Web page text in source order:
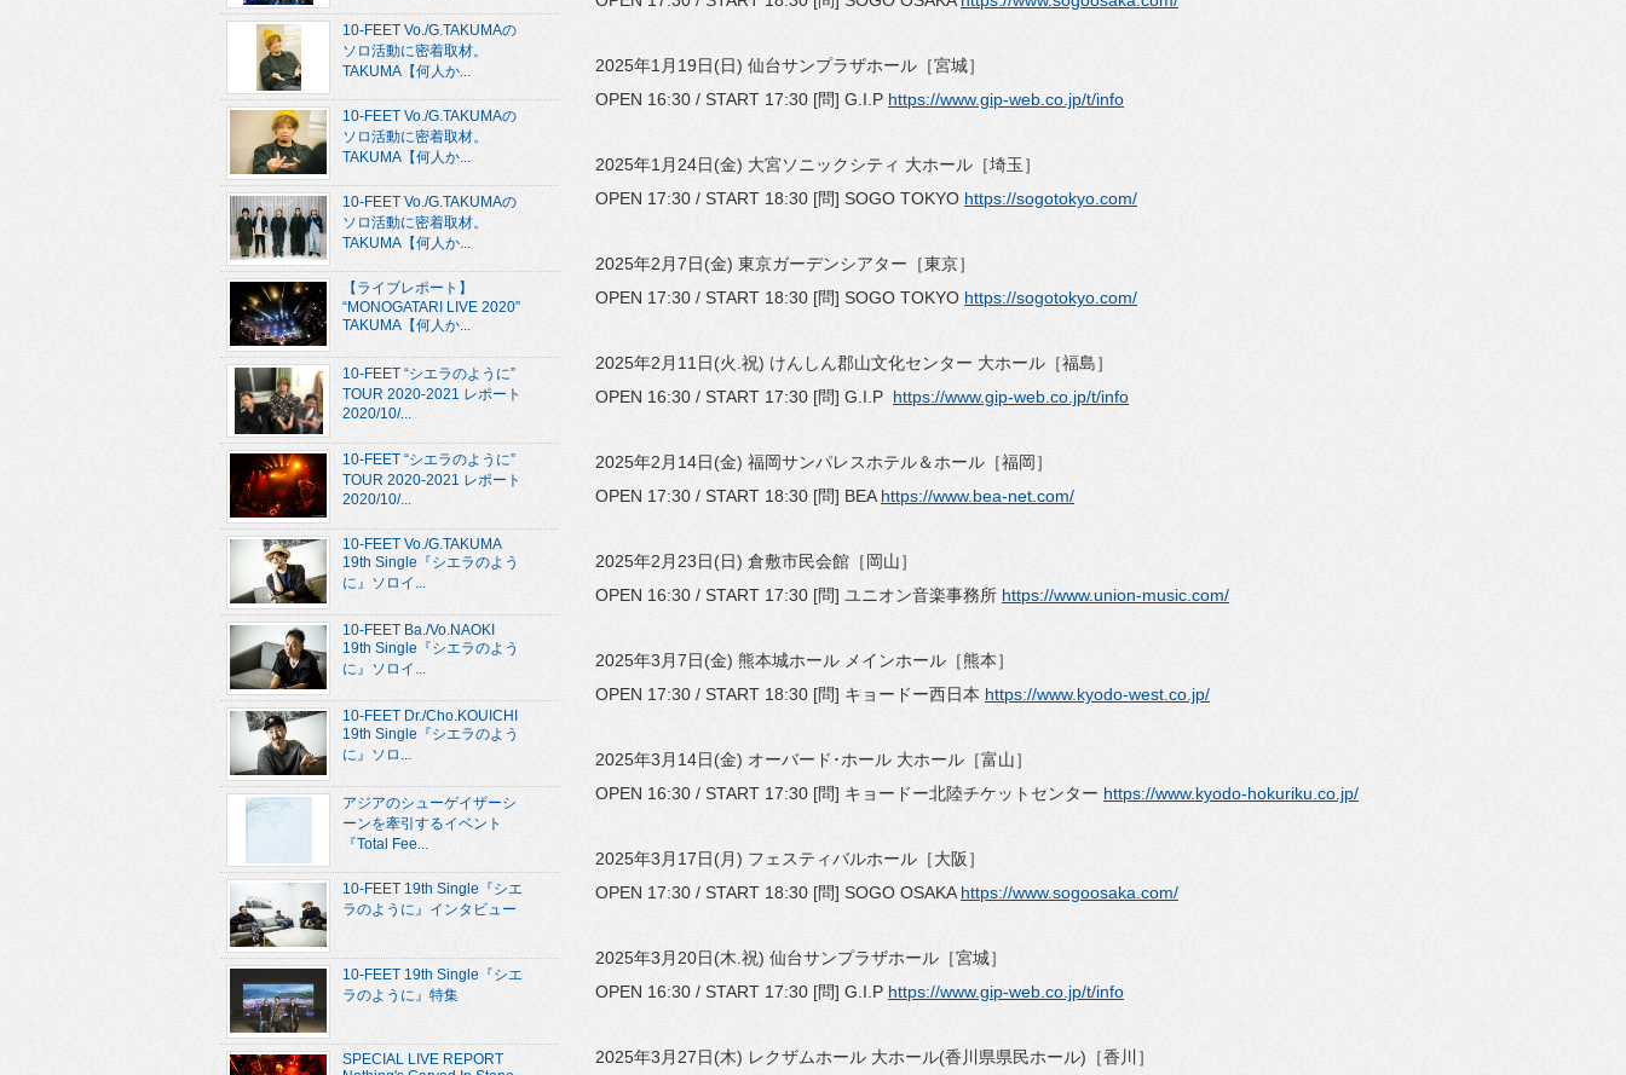
2025年1月19日(日) 仙台サンプラザホール［宮城］
OPEN 16:30 / START 17:30 [問] G.I.P https://www.gip-web.co.jp/t/info
2025年1月24日(金) 大宮ソニックシティ 大ホール［埼玉］
OPEN 17:30 / START 18:30 [問] SOGO TOKYO https://sogotokyo.com/
2025年2月7日(金) 東京ガーデンシアター［東京］
OPEN 17:30 / START 18:30 [問] SOGO TOKYO https://sogotokyo.com/
2025年2月11日(火.祝) けんしん郡山文化センター 大ホール［福島］
OPEN 16:30 / START 17:30 [問] G.I.P https://www.gip-web.co.jp/t/info
2025年2月14日(金) 福岡サンパレスホテル＆ホール［福岡］
OPEN 17:30 / START 18:30 [問] BEA https://www.bea-net.com/
2025年2月23日(日) 倉敷市民会館［岡山］
OPEN 16:30 / START 17:30 [問] ユニオン音楽事務所 https://www.union-music.com/
2025年3月7日(金) 熊本城ホール メインホール［熊本］
OPEN 17:30 / START 18:30 [問] キョードー西日本 https://www.kyodo-west.co.jp/
2025年3月14日(金) オーバード･ホール 大ホール［富山］
OPEN 16:30 / START 17:30 [問] キョードー北陸チケットセンター https://www.kyodo-hokuriku.co.jp/
2025年3月17日(月) フェスティバルホール［大阪］
OPEN 17:30 / START 18:30 [問] SOGO OSAKA https://www.sogoosaka.com/
2025年3月20日(木.祝) 仙台サンプラザホール［宮城］
OPEN 16:30 / START 17:30 [問] G.I.P https://www.gip-web.co.jp/t/info
2025年3月27日(木) レクザムホール 大ホール(香川県県民ホール)［香川］
10-FEET Vo./G.TAKUMAの
ソロ活動に密着取材。
TAKUMA【何人か...
10-FEET Vo./G.TAKUMAの
ソロ活動に密着取材。
TAKUMA【何人か...
10-FEET Vo./G.TAKUMAの
ソロ活動に密着取材。
TAKUMA【何人か...
【ライブレポート】
“MONOGATARI LIVE 2020”
TAKUMA【何人か...
10-FEET “シエラのように”
TOUR 2020-2021 レポート
2020/10/...
10-FEET “シエラのように”
TOUR 2020-2021 レポート
2020/10/...
10-FEET Vo./G.TAKUMA
19th Single『シエラのよう
に』ソロイ...
10-FEET Ba./Vo.NAOKI
19th Single『シエラのよう
に』ソロイ...
10-FEET Dr./Cho.KOUICHI
19th Single『シエラのよう
に』ソロ...
アジアのシューゲイザーシ
ーンを牽引するイベント
『Total Fee...
10-FEET 19th Single『シエ
ラのように』インタビュー
10-FEET 19th Single『シエ
ラのように』特集
SPECIAL LIVE REPORT